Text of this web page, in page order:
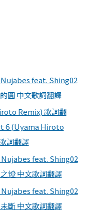
feat. Shing02
圓 中文歌詞翻譯
Remix) 歌詞翻
6 (Uyama Hiroto
詞翻譯
Nujabes feat. Shing02
燈 中文歌詞翻譯
Nujabes feat. Shing02
斷 中文歌詞翻譯